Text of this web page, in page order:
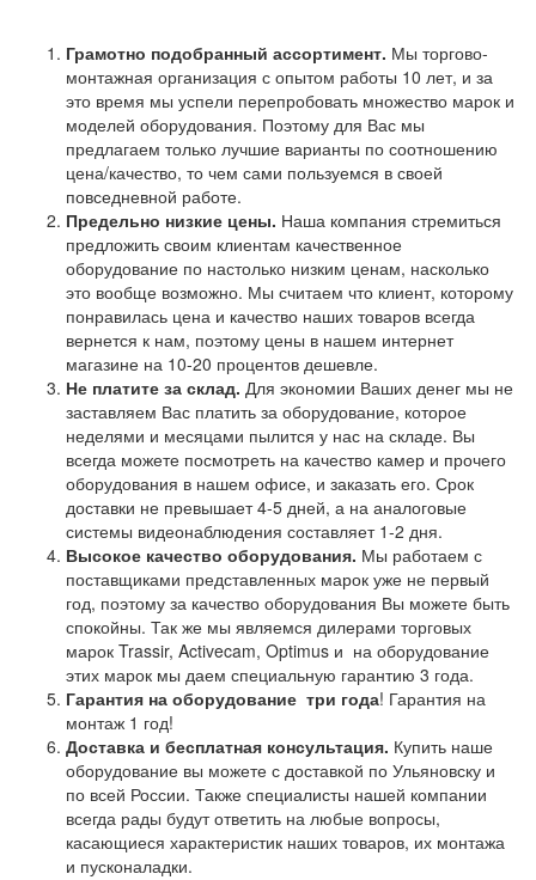
Грамотно подобранный ассортимент. Мы торгово-
монтажная организация с опытом работы 10 лет, и за
это время мы успели перепробовать множество марок и
моделей оборудования. Поэтому для Вас мы
предлагаем только лучшие варианты по соотношению
цена/качество, то чем сами пользуемся в своей
повседневной работе.
Предельно низкие цены. Наша компания стремиться
предложить своим клиентам качественное
оборудование по настолько низким ценам, насколько
это вообще возможно. Мы считаем что клиент, которому
понравилась цена и качество наших товаров всегда
вернется к нам, поэтому цены в нашем интернет
магазине на 10-20 процентов дешевле.
Не платите за склад. Для экономии Ваших денег мы не
заставляем Вас платить за оборудование, которое
неделями и месяцами пылится у нас на складе. Вы
всегда можете посмотреть на качество камер и прочего
оборудования в нашем офисе, и заказать его. Срок
доставки не превышает 4-5 дней, а на аналоговые
системы видеонаблюдения составляет 1-2 дня.
Высокое качество оборудования. Мы работаем с
поставщиками представленных марок уже не первый
год, поэтому за качество оборудования Вы можете быть
спокойны. Так же мы являемся дилерами торговых
марок Trassir, Activecam, Optimus и на оборудование
этих марок мы даем специальную гарантию 3 года.
Гарантия на оборудование три года! Гарантия на
монтаж 1 год!
Доставка и бесплатная консультация. Купить наше
оборудование вы можете с доставкой по Ульяновску и
по всей России. Также специалисты нашей компании
всегда рады будут ответить на любые вопросы,
касающиеся характеристик наших товаров, их монтажа
и пусконаладки.